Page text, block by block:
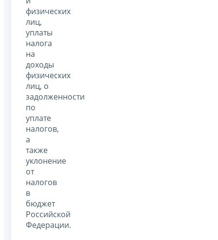
физических
лиц,
уплаты
налога
на
доходы
физических
лиц, о
задолженности
по
уплате
налогов,
а
также
уклонение
от
налогов
в
бюджет
Российской
Федерации.